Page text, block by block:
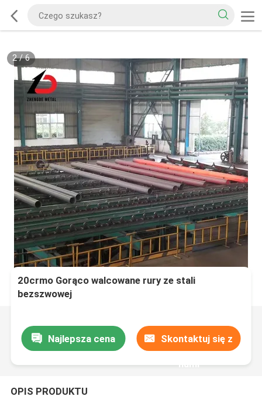
2/6
20crmo Gorąco walcowane rury ze stali
bezszwowej
Najlepsza cena Skontaktuj się z
nami
OPIS PRODUKTU